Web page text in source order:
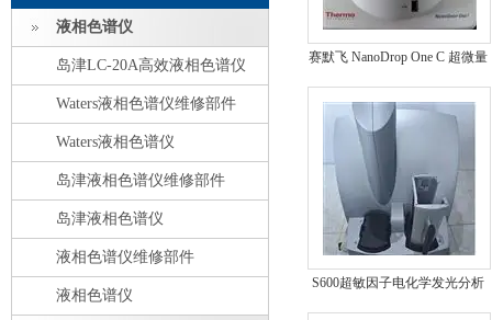
液相色谱仪
岛津LC-20A高效液相色谱仪
Waters液相色谱仪维修部件
Waters液相色谱仪
岛津液相色谱仪维修部件
岛津液相色谱仪
液相色谱仪维修部件
液相色谱仪
赛默飞 NanoDrop One C 超微量
分光光度计
S600超敏因子电化学发光分析
仪